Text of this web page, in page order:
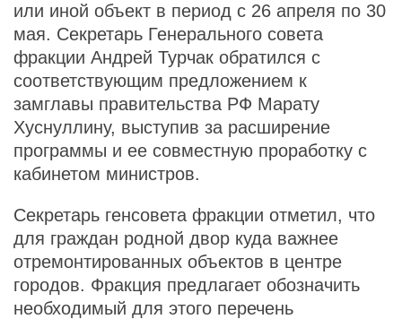
или иной объект в период с 26 апреля по 30
мая. Секретарь Генерального совета
фракции Андрей Турчак обратился с
соответствующим предложением к
замглавы правительства РФ Марату
Хуснуллину, выступив за расширение
программы и ее совместную проработку с
кабинетом министров.
Секретарь генсовета фракции отметил, что
для граждан родной двор куда важнее
отремонтированных объектов в центре
городов. Фракция предлагает обозначить
необходимый для этого перечень